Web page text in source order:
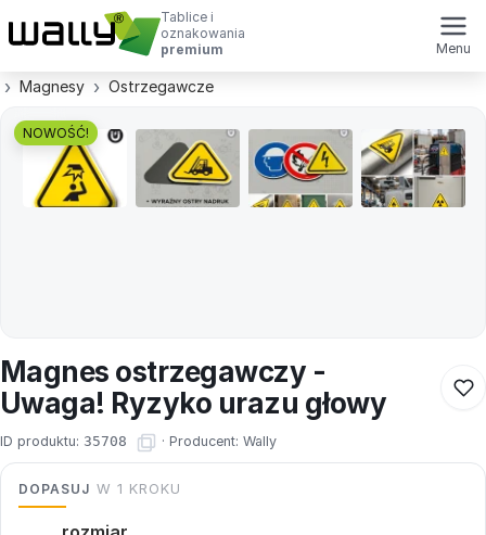
Tablice i
oznakowania
premium
Menu
Magnesy Ostrzegawcze
NOWOŚĆ!
Magnes ostrzegawczy -
Uwaga! Ryzyko urazu głowy
ID produktu: 35708 · Producent: Wally
DOPASUJ W 1 KROKU